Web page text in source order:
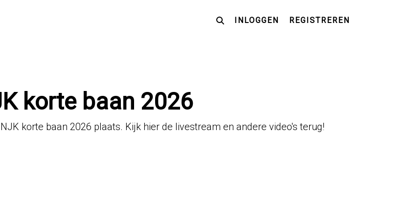
INLOGGEN REGISTREREN
korte baan 2026
korte baan 2026 plaats. Kijk hier de livestream en andere video's terug!